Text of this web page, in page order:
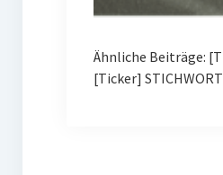
Ähnliche Beiträge:
[Ticker]